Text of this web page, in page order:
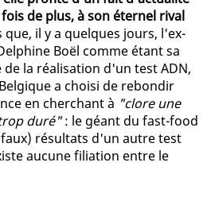
de plus, à son éternel rival
que, il y a quelques jours, l'ex-
Boël comme étant sa
la réalisation d'un test ADN,
Belgique a choisi de rebondir
en cherchant à "clore une
duré": le géant du fast-food
résultats d'un autre test
aucune filiation entre le